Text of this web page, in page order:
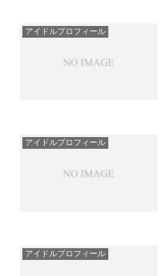
アイドルプロフィール
アイドルプロフィール
アイドルプロフィール